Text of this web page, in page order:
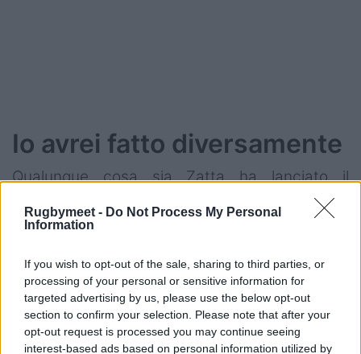
Rugbymeet - Do Not Process My Personal
Information
If you wish to opt-out of the sale, sharing to third parties, or
processing of your personal or sensitive information for
targeted advertising by us, please use the below opt-out
section to confirm your selection. Please note that after your
opt-out request is processed you may continue seeing
interest-based ads based on personal information utilized by
Io avrei fatto diversamente
Qualunque cosa sia Zatta ha lanciato il
confronto, o il guanto di sfida, nei rapporti fra
Fir, Benetton e il resto del movimento italiano.
stessa intervista affermi, sulle convocazioni di
giocatori stanchi dopo una stagione
interminabile: «Secondo me tutto ciò avrebbe
dovuto essere programmato in maniera più